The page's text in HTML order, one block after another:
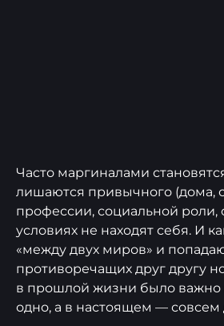
Чаcто маргиналами
лишаются привычного (дома,
профессии, социальной роли,
условиях не находят себя. И
«между двух миров» и
противоречащих друг другу
в прошлой жизни было важно
одно, а в настоящем — совсем